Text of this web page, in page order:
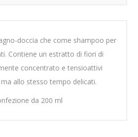
doccia che come shampoo per
Contiene un estratto di fiori di
concentrato e tensioattivi
allo stesso tempo delicati.
da 200 ml